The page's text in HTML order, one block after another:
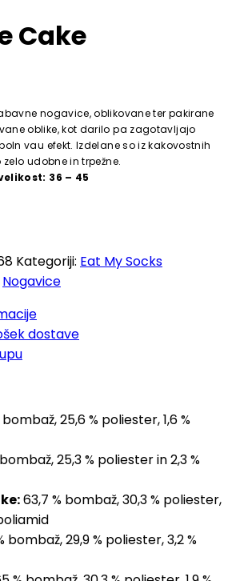
Cake
nogavice, oblikovane ter pakirane
oblike, kot darilo pa zagotavljajo
vau efekt. Izdelane so iz kakovostnih
udobne in trpežne.
36 – 45
Kategoriji: Eat My Socks
Nogavice
dostave
bombaž, 25,6 % poliester, 1,6 %
25,3 % poliester in 2,3 %
63,7 % bombaž, 30,3 % poliester,
bombaž, 29,9 % poliester, 3,2 %